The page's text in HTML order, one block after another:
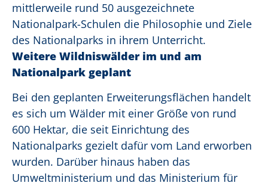
mittlerweile rund 50 ausgezeichnete
Nationalpark-Schulen die Philosophie und Ziele
des Nationalparks in ihrem Unterricht.
Weitere Wildniswälder im und am
Nationalpark geplant
Bei den geplanten Erweiterungsflächen handelt
es sich um Wälder mit einer Größe von rund
600 Hektar, die seit Einrichtung des
Nationalparks gezielt dafür vom Land erworben
wurden. Darüber hinaus haben das
Umweltministerium und das Ministerium für